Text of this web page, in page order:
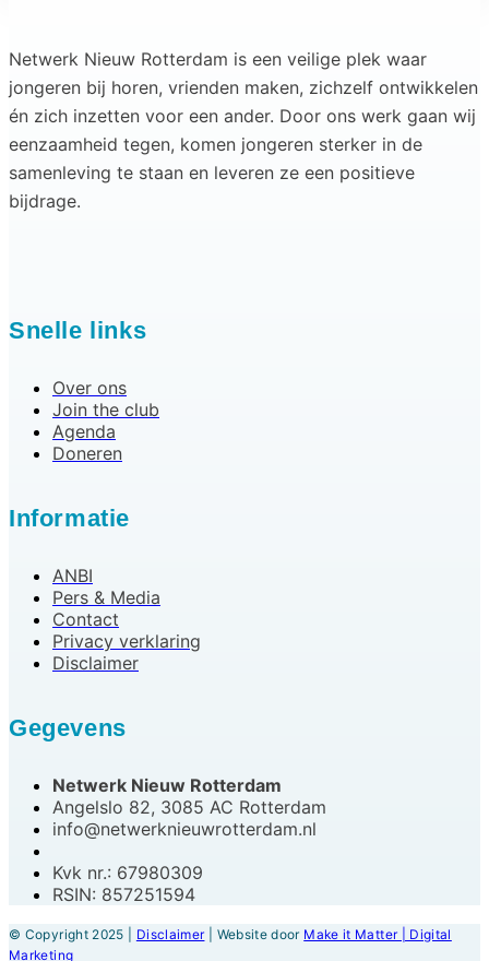
Netwerk Nieuw Rotterdam is een veilige plek waar
jongeren bij horen, vrienden maken, zichzelf ontwikkelen
én zich inzetten voor een ander. Door ons werk gaan wij
eenzaamheid tegen, komen jongeren sterker in de
samenleving te staan en leveren ze een positieve
bijdrage.
Snelle links
Over ons
Join the club
Agenda
Doneren
Informatie
ANBI
Pers & Media
Contact
Privacy verklaring
Disclaimer
Gegevens
Netwerk Nieuw Rotterdam
Angelslo 82, 3085 AC Rotterdam
info@netwerknieuwrotterdam.nl
Kvk nr.: 67980309
RSIN: 857251594
© Copyright 2025 | Disclaimer | Website door Make it Matter | Digital
Marketing